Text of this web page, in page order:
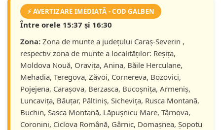
⚡ AVERTIZARE IMEDIATĂ - COD GALBEN
Între orele 15:37 și 16:30
Zona: Zona de munte a județului Caraş-Severin ,
respectiv zona de munte a localităților: Reșița,
Moldova Nouă, Oravița, Anina, Băile Herculane,
Mehadia, Teregova, Zăvoi, Cornereva, Bozovici,
Pojejena, Carașova, Berzasca, Bucoșnița, Armeniș,
Luncavița, Băuțar, Păltiniș, Sichevița, Rusca Montană,
Buchin, Sasca Montană, Lăpușnicu Mare, Târnova,
Coronini, Ciclova Română, Gârnic, Domașnea, Șopotu